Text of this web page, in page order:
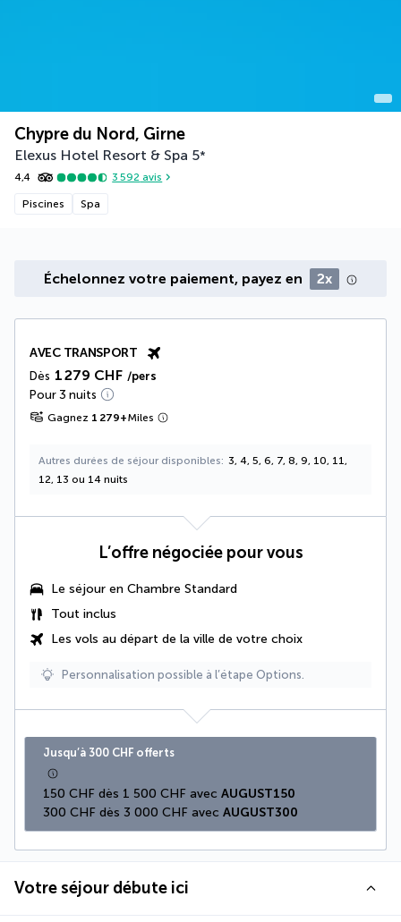
Chypre du Nord, Girne
Elexus Hotel Resort & Spa 5*
4,4 3 592 avis
Piscines Spa
Échelonnez votre paiement, payez en 2x
AVEC TRANSPORT
Dès 1 279 CHF /pers
Pour 3 nuits
Gagnez 1 279+Miles
Autres durées de séjour disponibles
3, 4, 5, 6, 7, 8, 9, 10, 11,
12, 13 ou 14 nuits
L’offre négociée pour vous
Le séjour en Chambre Standard
Tout inclus
Les vols au départ de la ville de votre choix
Personnalisation possible à l’étape Options.
Jusqu’à 300 CHF offerts
150 CHF dès 1 500 CHF avec AUGUST150
300 CHF dès 3 000 CHF avec AUGUST300
Votre séjour débute ici